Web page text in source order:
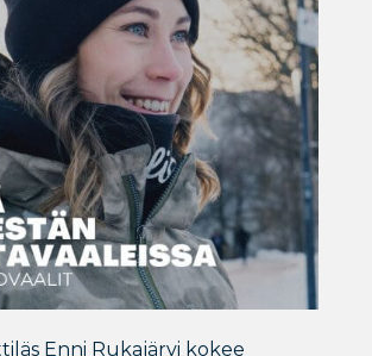
Enni Rukajärvi kokee